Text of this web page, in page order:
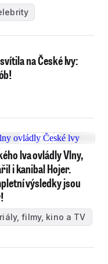
na České lvy:
lva ovládly Vlny,
i kanibal Hojer.
výsledky jsou
filmy, kino a TV